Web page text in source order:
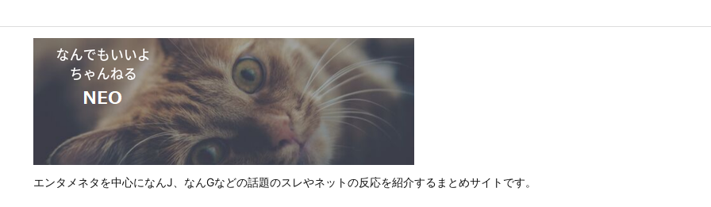
エンタメネタを中心になんJ、なんGなどの話題のスレやネットの反応を紹介するまとめサイトです。